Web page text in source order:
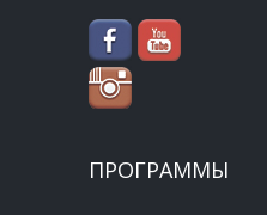
ПРОГРАММЫ